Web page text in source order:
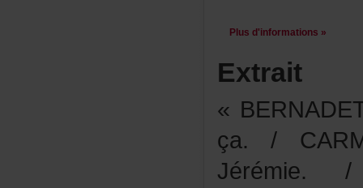
Plusd'informations»
Extrait
ça./